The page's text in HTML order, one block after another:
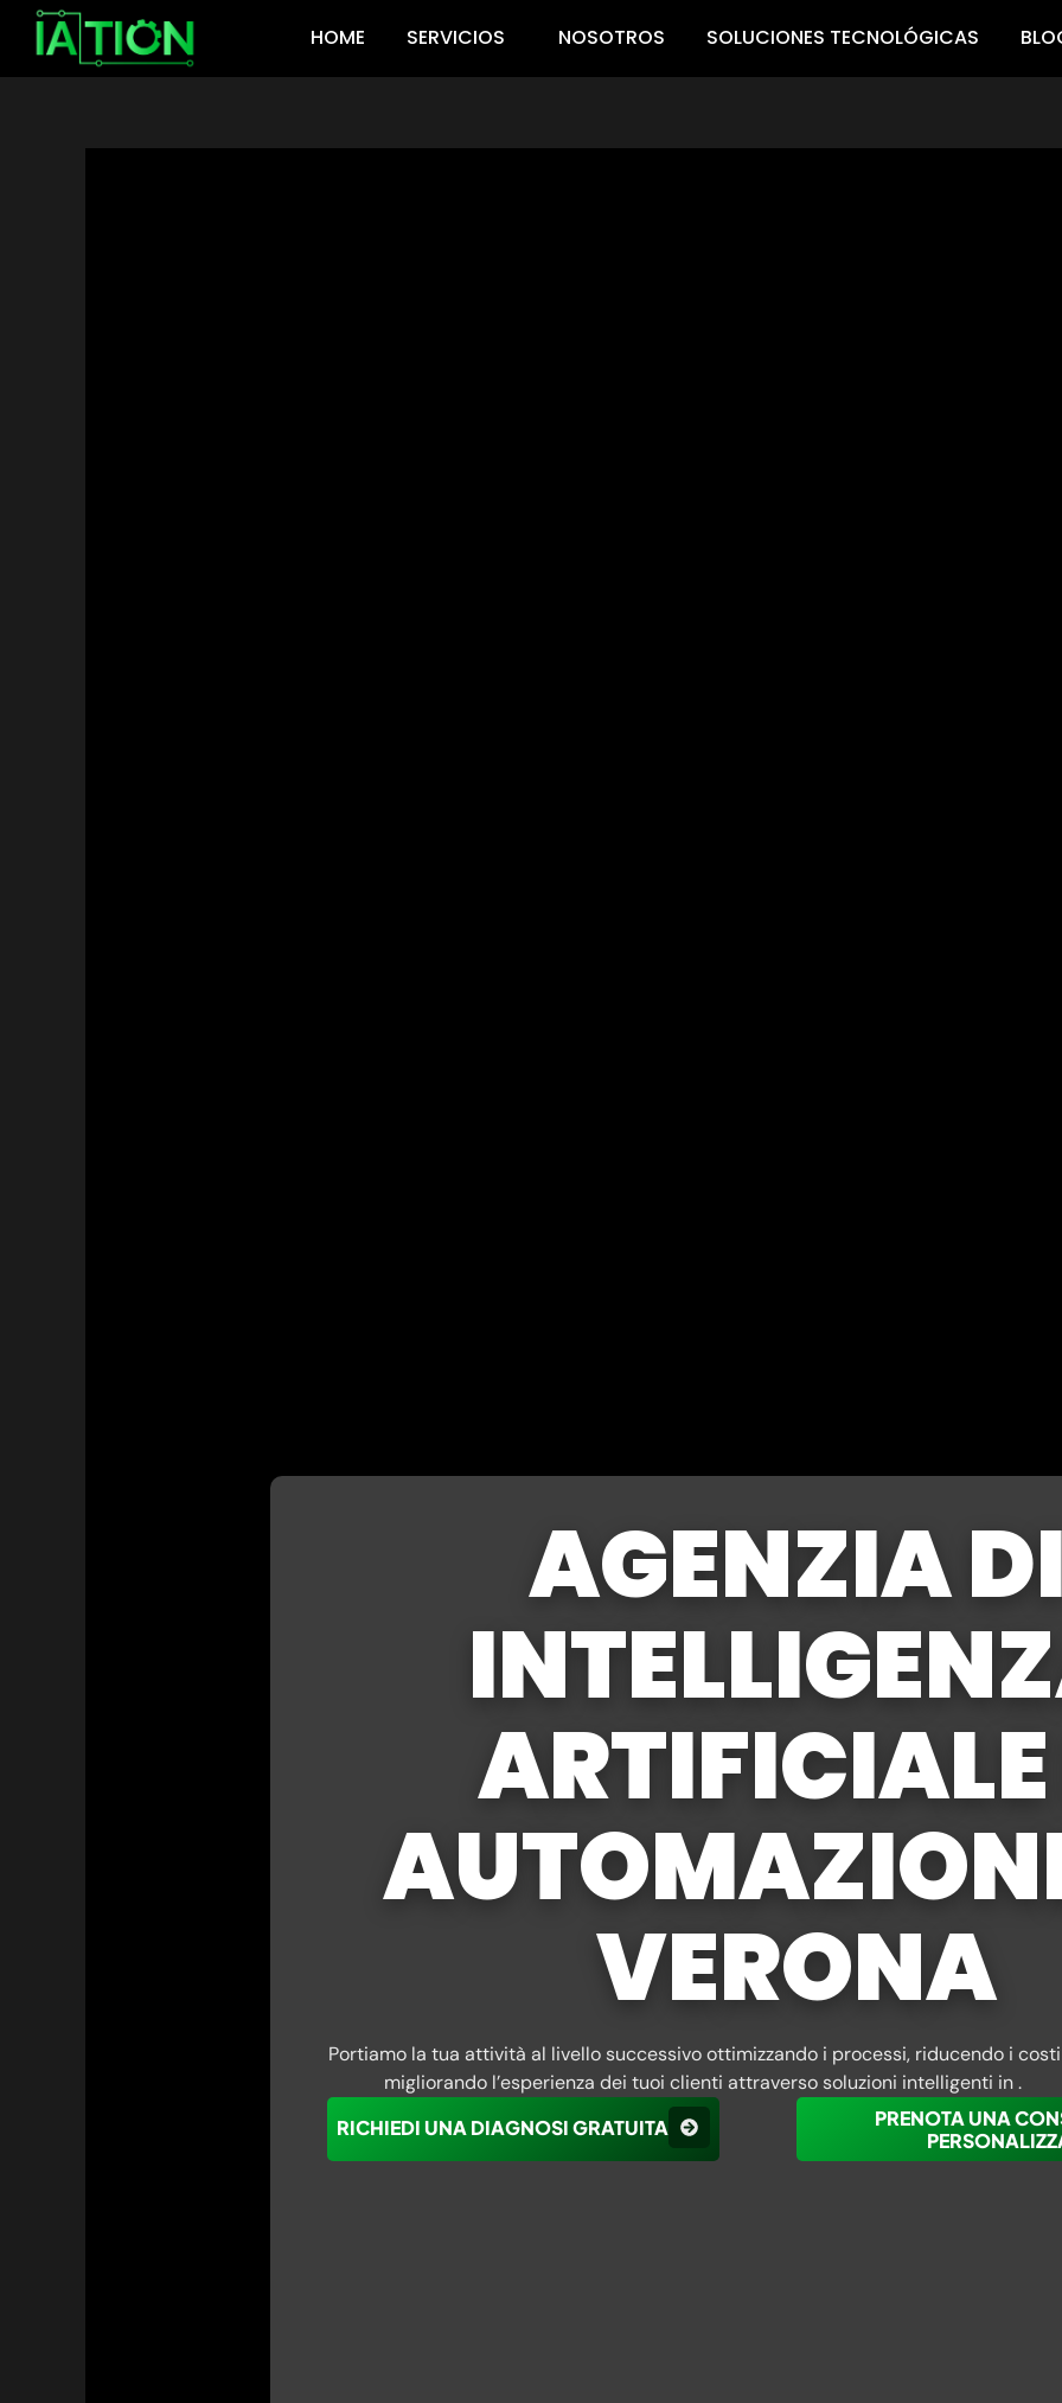
contenido
HOME SERVICIOS NOSOTROS SOLUCIONES TECNOLÓGICAS
AGENZIA
ARTIFICIALE
VERONA
Portiamo la tua attività al livello successivo ottimizzando i processi, riducendo i
migliorando l’esperienza dei tuoi clienti attraverso soluzioni intelligenti in .
RICHIEDI UNA DIAGNOSI GRATUITA
PRENOTA UNA